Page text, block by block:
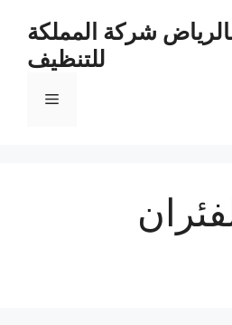
شركة المملكة
للتنظيف
القائمة